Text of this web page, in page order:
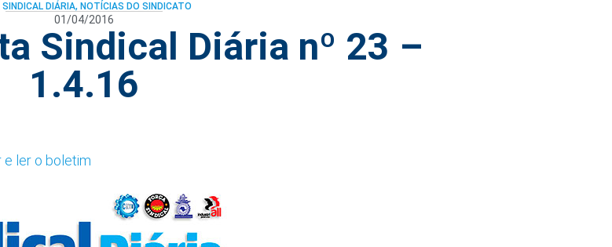
SINDICAL DIÁRIA, NOTÍCIAS DO SINDICATO
01/04/2016
Sindical Diária nº 23 –
1.4.16
e ler o boletim